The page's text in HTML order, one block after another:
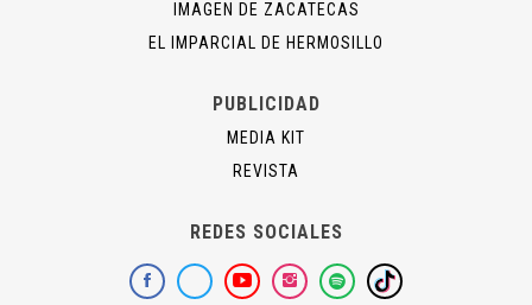
IMAGEN DE ZACATECAS
EL IMPARCIAL DE HERMOSILLO
PUBLICIDAD
MEDIA KIT
REVISTA
REDES SOCIALES